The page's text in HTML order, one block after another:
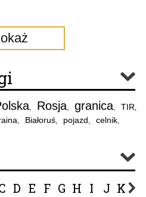
, Rosja, granica, TIR,
, Białoruś, pojazd, celnik,
D E F G H I J K L